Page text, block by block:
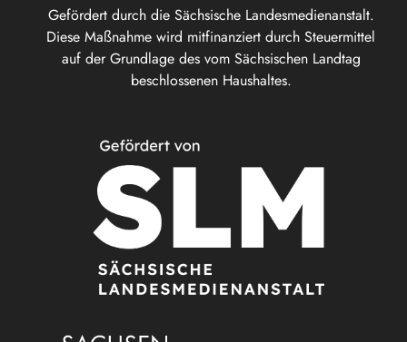
Gefördert durch die Sächsische Landesmedienanstalt.
Diese Maßnahme wird mitfinanziert durch Steuermittel
auf der Grundlage des vom Sächsischen Landtag
beschlossenen Haushaltes.